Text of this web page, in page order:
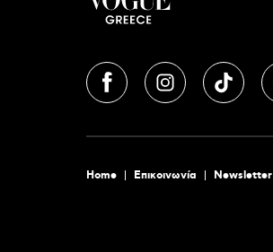
Home Επικοινωνία Newsletter